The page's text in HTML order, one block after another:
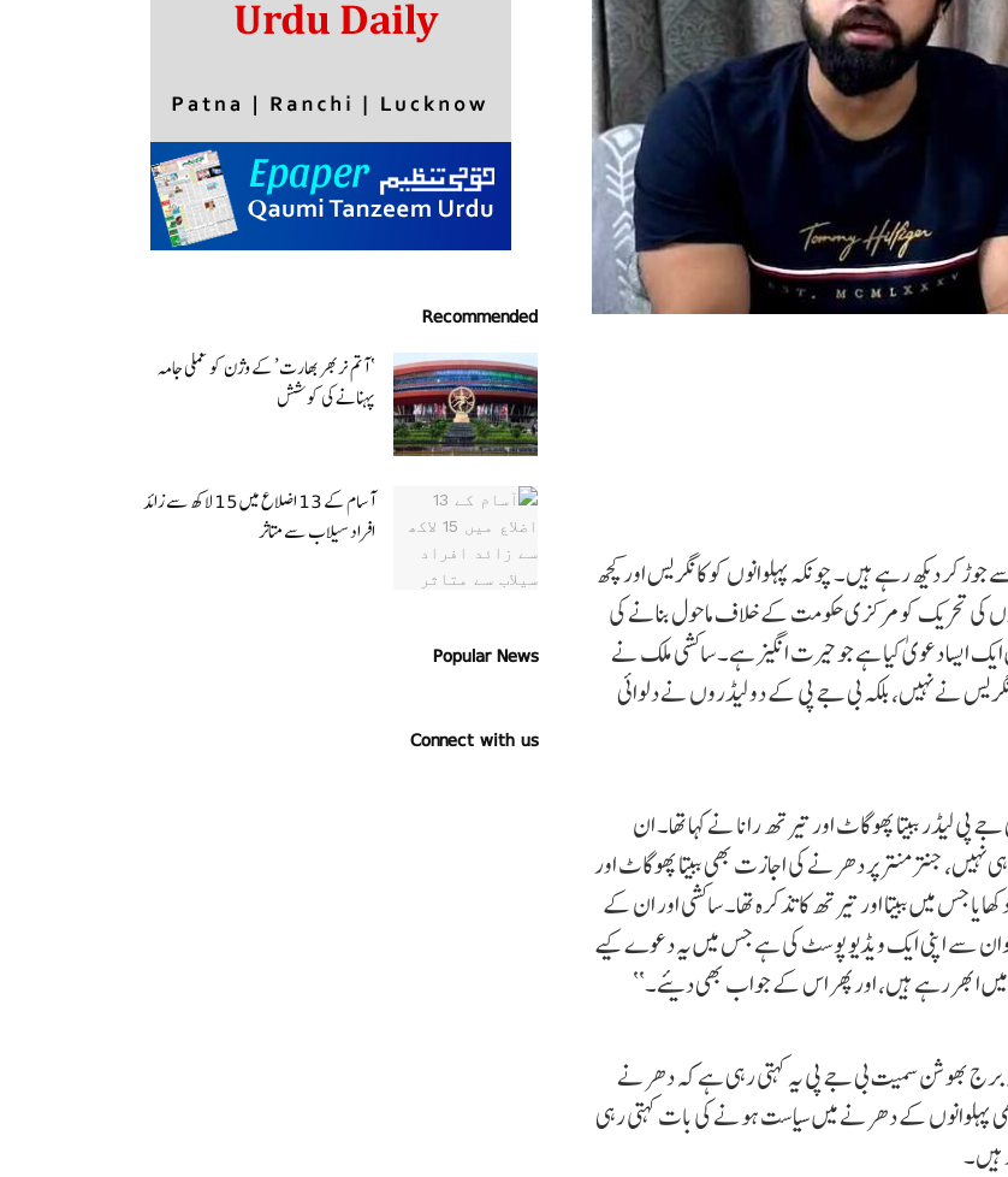
دیکھ رہے ہیں۔ چونکہ پہلوانوں کو کانگریس اور کچھ
کی تحریک کو مرکزی حکومت کے خلاف ماحول بنانے کی
ایسا دعویٰ کیا ہے جو حیرت انگیز ہے۔ ساکشی ملک نے
نے نہیں، بلکہ بی جے پی کے دو لیڈروں نے دلوائی
لیڈر ببیتا پھوگاٹ اور تیرتھ رانا نے کہا تھا۔ ان
نہیں، جنتر منتر پر دھرنے کی اجازت بھی ببیتا پھوگاٹ اور
جس میں ببیتا اور تیرتھ کا تذکرہ تھا۔ ساکشی اور ان کے
سے اپنی ایک ویڈیو پوسٹ کی ہے جس میں یہ دعوے کیے
ابھر رہے ہیں، اور پھر اس کے جواب بھی دیئے۔‘‘
برج بھوشن سمیت بی جے پی یہ کہتی رہی ہے کہ دھرنے
بھی پہلوانوں کے دھرنے میں سیاست ہونے کی بات کہتی رہی
ہیں۔
Recommended
‘ آتم نربھر بھارت’ کے وژن کو عملی جامہ
پہنانے کی کوشش
آسام کے 13 اضلاع میں 15 لاکھ سے زائد
افراد سیلاب سے متاثر
Popular News
Connect with us